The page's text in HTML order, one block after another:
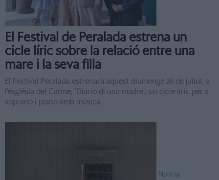
El Festival de Peralada estrena un
cicle líric sobre la relació entre una
mare i la seva filla
El Festival Peralada estrenarà aquest diumenge 26 de juliol, a
l’església del Carme, ‘Diario di una madre’, un cicle líric per a
soprano i piano amb música ...
Notícia